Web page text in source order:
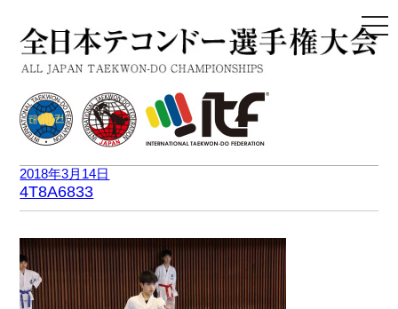
2018年3月14日
4T8A6833